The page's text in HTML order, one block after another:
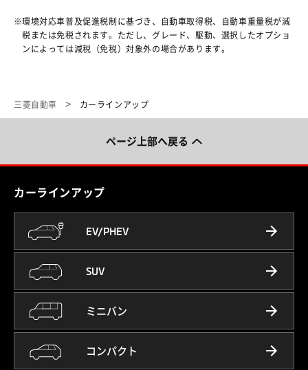
環境対応車普及促進税制に基づき、自動車取得税、自動車重量税が減
税または免税されます。ただし、グレード、駆動、選択したオプショ
ンによっては減税（免税）対象外の場合があります。
三菱自動車 カーラインアップ
ページ上部へ戻る
カーラインアップ
EV/PHEV
SUV
ミニバン
コンパクト